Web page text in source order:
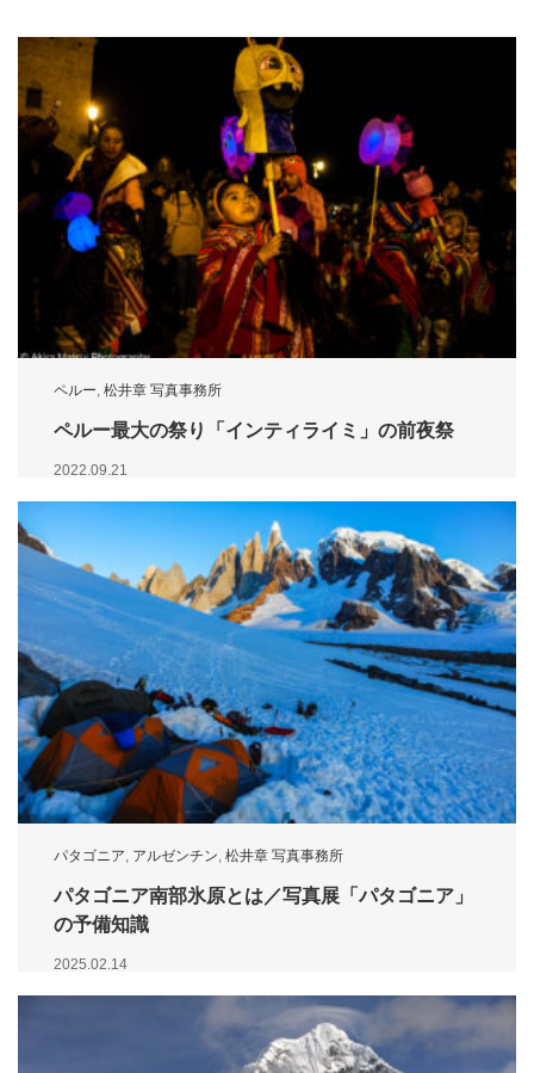
ペルー, 松井章 写真事務所
ペルー最大の祭り「インティライミ」の前夜祭
2022.09.21
パタゴニア, アルゼンチン, 松井章 写真事務所
パタゴニア南部氷原とは／写真展「パタゴニア」
の予備知識
2025.02.14